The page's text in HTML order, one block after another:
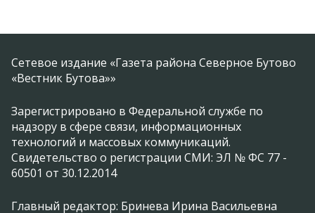
Сетевое издание «Газета района Северное Бутово
«Вестник Бутова»»
Зарегистрировано в Федеральной службе по
надзору в сфере связи, информационных
технологий и массовых коммуникаций.
Свидетельство о регистрации СМИ: ЭЛ № ФС 77 -
60501 от 30.12.2014
Главный редактор: Бринева Ирина Васильевна